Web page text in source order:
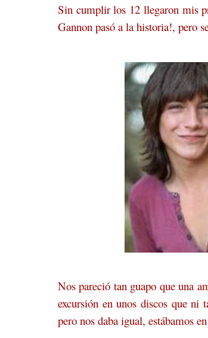
Sin cumplir los 12 llegaron mis
Gannon pasó a la historia!, pero
Nos pareció tan guapo que una
excursión en unos discos que ni
pero nos daba igual, estábamos